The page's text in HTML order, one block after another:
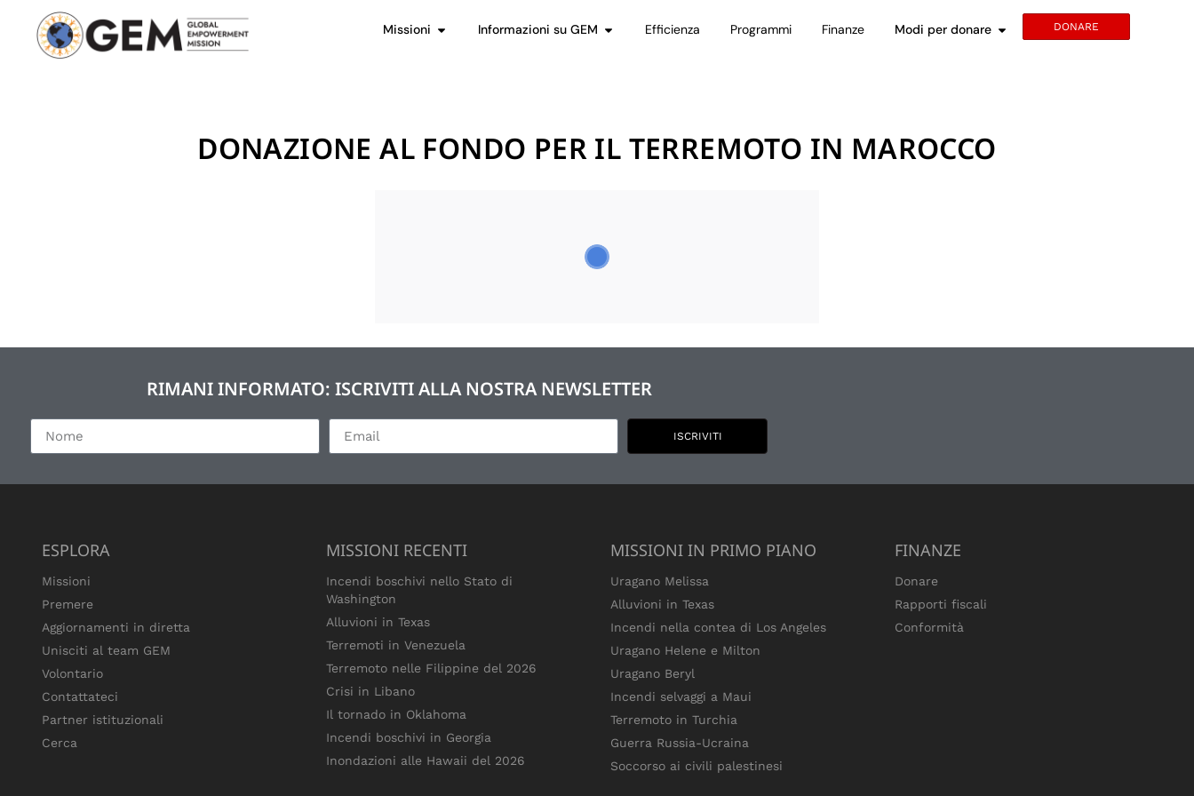
Missioni Informazioni su GEM Efficienza Programmi Finanze Modi per donare DONARE
DONAZIONE AL FONDO PER IL TERREMOTO IN MAROCCO
RIMANI INFORMATO: ISCRIVITI ALLA NOSTRA NEWSLETTER
ISCRIVITI
ESPLORA
Missioni
Premere
Aggiornamenti in diretta
Unisciti al team GEM
Volontario
Contattateci
Partner istituzionali
Cerca
MISSIONI RECENTI
Incendi boschivi nello Stato di
Washington
Alluvioni in Texas
Terremoti in Venezuela
Terremoto nelle Filippine del 2026
Crisi in Libano
Il tornado in Oklahoma
Incendi boschivi in Georgia
Inondazioni alle Hawaii del 2026
MISSIONI IN PRIMO PIANO
Uragano Melissa
Alluvioni in Texas
Incendi nella contea di Los Angeles
Uragano Helene e Milton
Uragano Beryl
Incendi selvaggi a Maui
Terremoto in Turchia
Guerra Russia-Ucraina
Soccorso ai civili palestinesi
FINANZE
Donare
Rapporti fiscali
Conformità